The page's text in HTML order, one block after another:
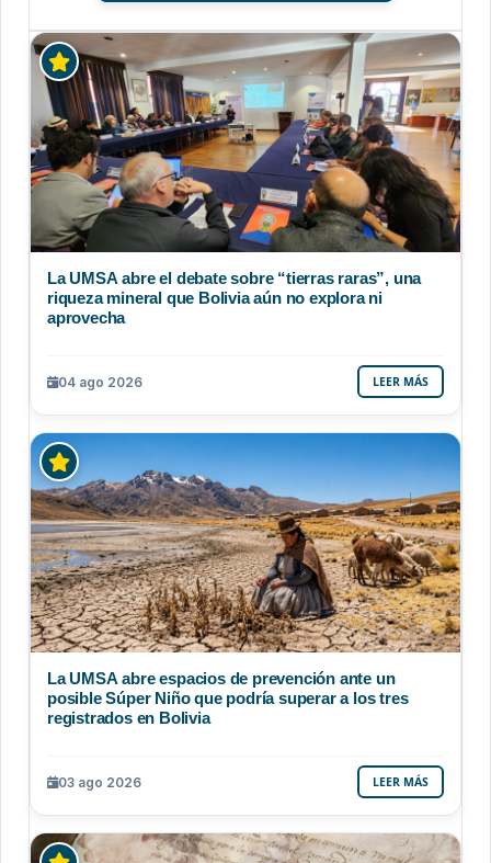
La UMSA abre el debate sobre “tierras raras”, una
riqueza mineral que Bolivia aún no explora ni
aprovecha
04 ago 2026 LEER MÁS
La UMSA abre espacios de prevención ante un
posible Súper Niño que podría superar a los tres
registrados en Bolivia
03 ago 2026 LEER MÁS